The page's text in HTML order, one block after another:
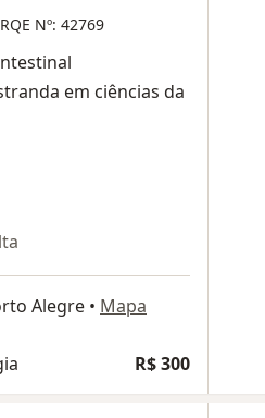
Nº: 42769
em ciências da
Alegre • Mapa
R$ 300